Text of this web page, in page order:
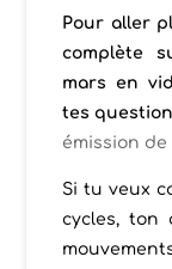
Pour aller
complète
mars en
tes
émission de
Si tu veux
cycles, ton